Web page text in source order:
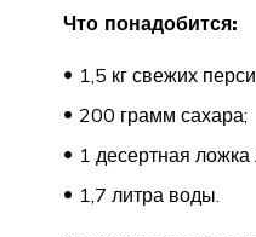
Что понадобится:
1,5 кг свежих
200 грамм сахара;
1 десертная
1,7 литра воды.